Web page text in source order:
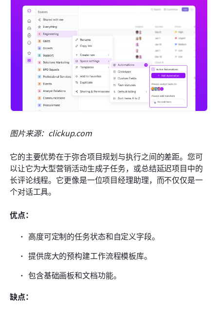
图片来源：clickup.com
它的主要优势在于弥合项目规划与执行之间的差距。您可
以让它为大型营销活动生成子任务，或总结延迟项目中的
长评论线程。它更像是一位项目经理助理，而不仅仅是一
个对话工具。
优点：
高度可定制的任务状态和自定义字段。
提供庞大的预构建工作流程模板库。
包含基础画板和文档功能。
缺点：